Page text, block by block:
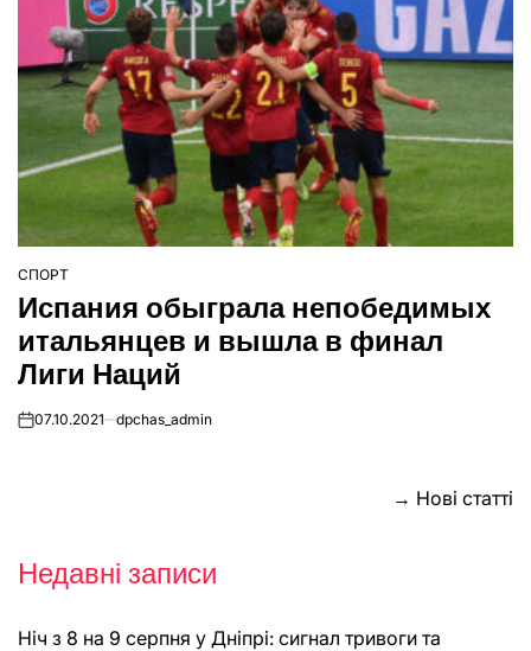
ОПУБЛІКУВАТИ
У
СПОРТ
Испания обыграла непобедимых
итальянцев и вышла в финал
Лиги Наций
on07.10.2021 dpchas_admin
за
записами
→ Нові статті
Недавні записи
Ніч з 8 на 9 серпня у Дніпрі: сигнал тривоги та